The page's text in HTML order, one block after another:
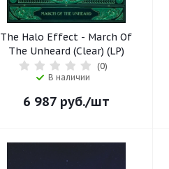
The Halo Effect - March Of
The Unheard (Clear) (LP)
(0)
В наличии
6 987руб./шт